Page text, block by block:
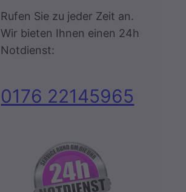
Rufen Sie zu jeder Zeit an.
Wir bieten Ihnen einen 24h
Notdienst:
0176 22145965